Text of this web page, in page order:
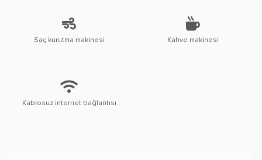
Saç kurutma makinesi Kahve makinesi
Kablosuz internet bağlantısı